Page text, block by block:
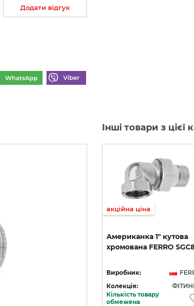
Додати відгук
Інші товари з цієї
Коліно 3/4 зовнішнє/
внутрішнє
хромоване FERRO K10C
акційна ціна
Американка 1" кутова
хромована FERRO
Виробник:
Колекція:
Кількість товару
обмежена